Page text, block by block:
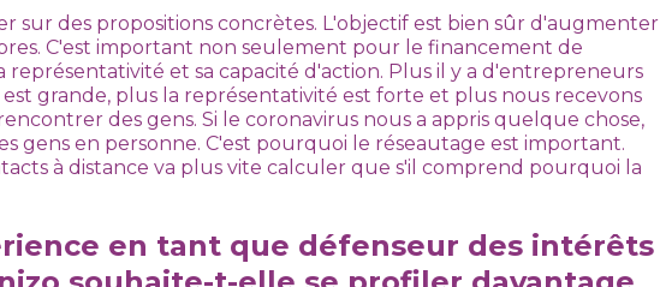
sur des propositions concrètes. L'objectif est bien sûr d'augmenter
C'est important non seulement pour le financement de
représentativité et sa capacité d'action. Plus il y a d'entrepreneurs
grande, plus la représentativité est forte et plus nous recevons
des gens. Si le coronavirus nous a appris quelque chose,
gens en personne. C'est pourquoi le réseautage est important.
à distance va plus vite calculer que s'il comprend pourquoi la
en tant que défenseur des intérêts